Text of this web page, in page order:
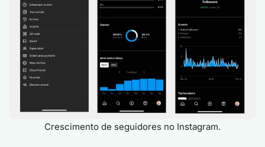
Crescimento de seguidores no Instagram.